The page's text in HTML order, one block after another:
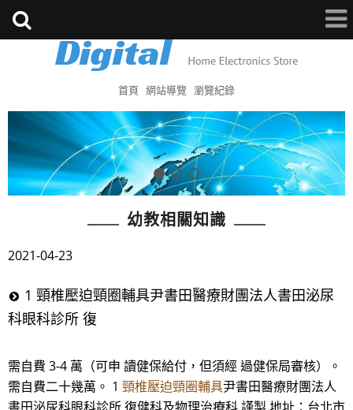
首頁 網站導覽 瀏覽紀錄
幼教相關知識
2021-04-23
1 頸椎壓迫頸圈輔具尹書田醫療財團法人書田泌尿
科眼科診所 復
需自費 3-4 萬（可申 讀健保給付，但須經 過健保局審核）。
需自費二十幾萬。 1 頸椎壓迫頸圈輔具尹書田醫療財團法人